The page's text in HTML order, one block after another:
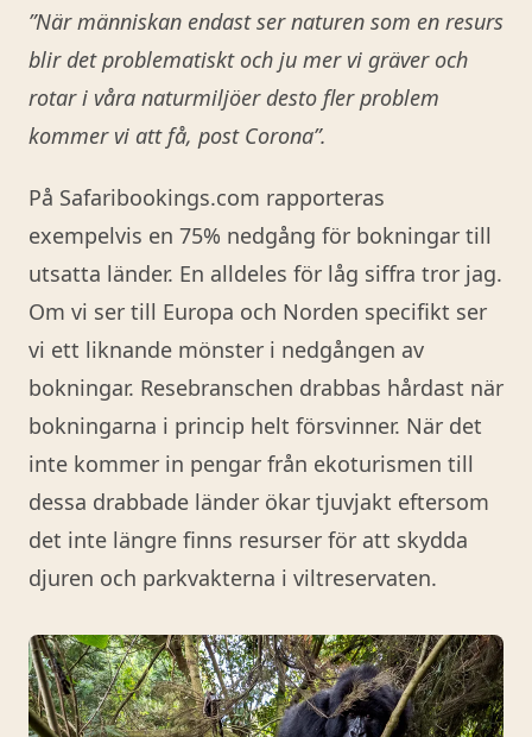
”När människan endast ser naturen som en resurs
blir det problematiskt och ju mer vi gräver och
rotar i våra naturmiljöer desto fler problem
kommer vi att få, post Corona”.
På Safaribookings.com rapporteras
exempelvis en 75% nedgång för bokningar till
utsatta länder. En alldeles för låg siffra tror jag.
Om vi ser till Europa och Norden specifikt ser
vi ett liknande mönster i nedgången av
bokningar. Resebranschen drabbas hårdast när
bokningarna i princip helt försvinner. När det
inte kommer in pengar från ekoturismen till
dessa drabbade länder ökar tjuvjakt eftersom
det inte längre finns resurser för att skydda
djuren och parkvakterna i viltreservaten.